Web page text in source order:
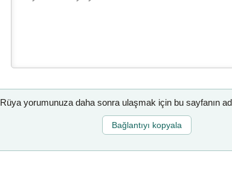
Rüya yorumunuza daha sonra ulaşmak için bu sayfanın
Bağlantıyı kopyala